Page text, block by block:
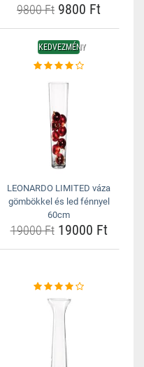
9800 Ft 9800 Ft
KEDVEZMÉNY
LEONARDO LIMITED váza
gömbökkel és led fénnyel
60cm
19000 Ft19000 Ft